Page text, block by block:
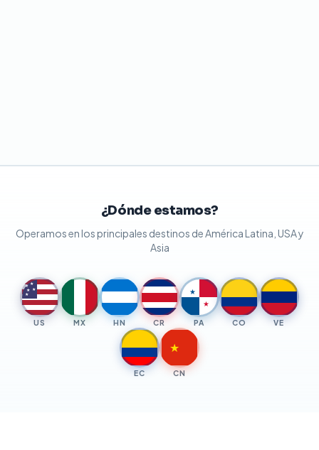
¿Dónde estamos?
Operamos en los principales destinos de América Latina, USA y
Asia
★ ★
★ ★
★
US MX HN CR
★
★
PA CO VE
EC
★
CN